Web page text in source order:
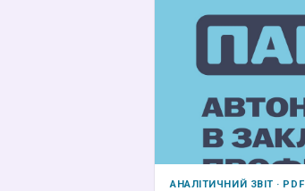
АНАЛІТИЧНИЙ ЗВІТ · PDF